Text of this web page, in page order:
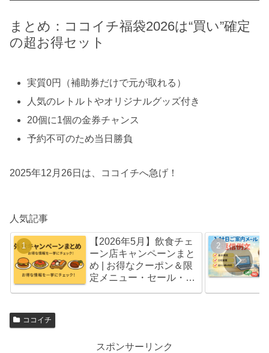
まとめ：ココイチ福袋2026は“買い”確定
の超お得セット
実質0円（補助券だけで元が取れる）
人気のレトルトやオリジナルグッズ付き
20個に1個の金券チャンス
予約不可のため当日勝負
2025年12月26日は、ココイチへ急げ！
人気記事
【2026年5月】飲食チェ
ーン店キャンペーンまと
め | お得なクーポン＆限
定メニュー・セール・福
ココイチ
スポンサーリンク